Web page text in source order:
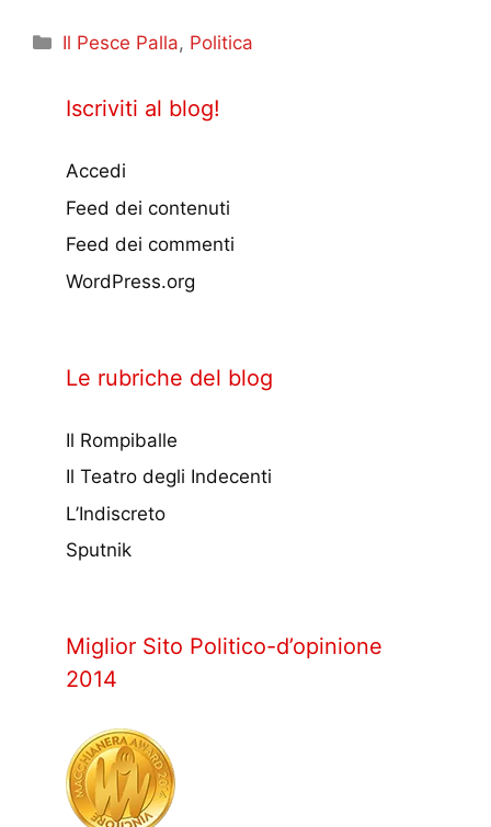
Categorie
Il Pesce Palla, Politica
Iscriviti al blog!
Accedi
Feed dei contenuti
Feed dei commenti
WordPress.org
Le rubriche del blog
Il Rompiballe
Il Teatro degli Indecenti
L’Indiscreto
Sputnik
Miglior Sito Politico-d’opinione
2014